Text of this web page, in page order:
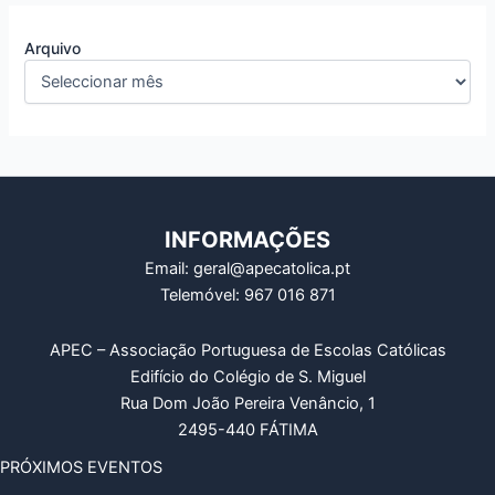
Arquivo
INFORMAÇÕES
Email: geral@apecatolica.pt
Telemóvel: 967 016 871
APEC – Associação Portuguesa de Escolas Católicas
Edifício do Colégio de S. Miguel
Rua Dom João Pereira Venâncio, 1
2495-440 FÁTIMA
PRÓXIMOS EVENTOS